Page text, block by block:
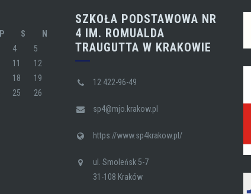
P S
N
4
5
11
12
18
19
25
26
SZKOŁA PODSTAWOWA NR
4 IM. ROMUALDA
TRAUGUTTA W KRAKOWIE
12 422-96-49
sp4@mjo.krakow.pl
https://www.sp4krakow.pl/
ul. Smoleńsk 5-7
31-108 Kraków